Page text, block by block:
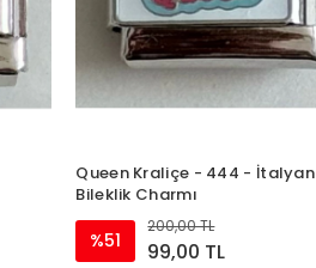
Queen Kraliçe - 444 - İtalyan
Bileklik Charmı
%51
200,00 TL
99,00 TL